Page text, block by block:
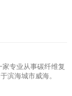
专业从事碳纤维复
滨海城市威海。